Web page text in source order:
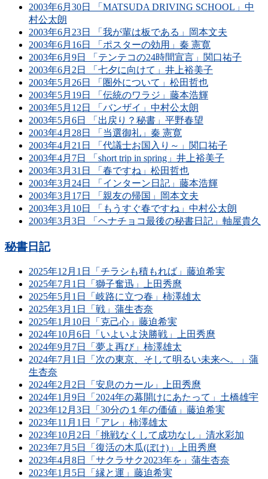
2003年6月30日 「MATSUDA DRIVING SCHOOL」中
村公太朗
2003年6月23日 「我が輩は板である」岡本文夫
2003年6月16日 「ポスターの効用」秦 憲寛
2003年6月9日 「テンテコの24時間宣言」関口祐子
2003年6月2日 「七夕に向けて」井上裕美子
2003年5月26日 「圏外について」松田哲也
2003年5月19日 「伝統のワラジ」藤本浩輝
2003年5月12日 「バンザイ」中村公太朗
2003年5月6日 「出戻り？秘書」平野春望
2003年4月28日 「当選御礼」秦 憲寛
2003年4月21日 「代議士お国入り～」関口祐子
2003年4月7日 「short trip in spring」井上裕美子
2003年3月31日 「春ですね」松田哲也
2003年3月24日 「インターン日記」藤本浩輝
2003年3月17日 「親友の帰国」岡本文夫
2003年3月10日 「もうすぐ春ですね」中村公太朗
2003年3月3日 「ヘナチョコ最後の秘書日記」軸屋貴久
秘書日記
2025年12月1日「チラシも積もれば」藤迫希実
2025年7月1日「獅子奮迅」上田秀麿
2025年5月1日「岐路に立つ春」柿澤雄太
2025年3月1日「戦」蒲生杏奈
2025年1月10日「克己心」藤迫希実
2024年10月6日「いよいよ決勝戦」上田秀麿
2024年9月7日「夢よ再び」柿澤雄太
2024年7月1日「次の東京、そして明るい未来へ。」蒲
生杏奈
2024年2月2日「安息のカール」上田秀麿
2024年1月9日「2024年の幕開けにあたって」土橋雄宇
2023年12月3日「30分の１年の価値」藤迫希実
2023年11月1日「アレ」柿澤雄太
2023年10月2日「挑戦なくして成功なし」清水彩加
2023年7月5日「復活の木瓜(ぼけ)」上田秀麿
2023年4月8日「サクラサク2023年を」蒲生杏奈
2023年1月5日「縁と運」藤迫希実